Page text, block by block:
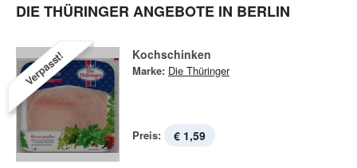
DIE THÜRINGER ANGEBOTE IN BERLIN
Verpasst! Kochschinken
Marke: Die Thüringer
Preis: € 1,59